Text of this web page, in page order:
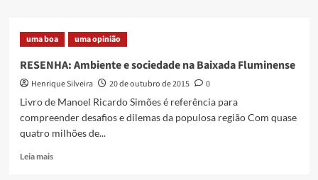
próximo
dia
tem
o
lançamento
Campanha
Rio
uma boa uma opinião
RESENHA: Ambiente e sociedade na Baixada Fluminense
Henrique Silveira 20 de outubro de 2015
0
Livro de Manoel Ricardo Simões é referência para
compreender desafios e dilemas da populosa região Com quase
quatro milhões de...
Leia maisRead